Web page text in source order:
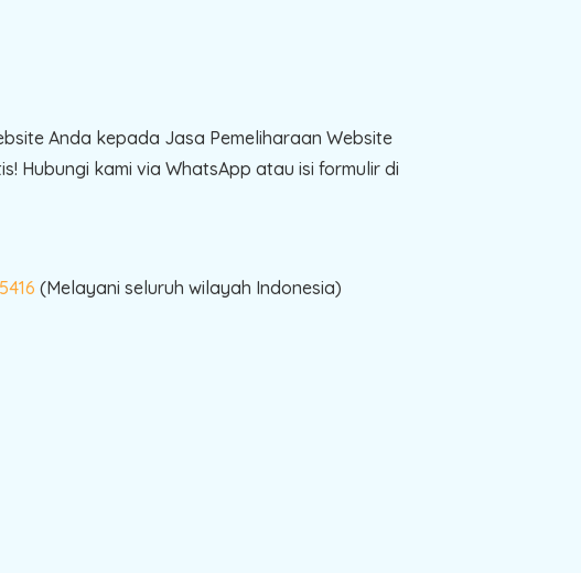
Anda kepada Jasa Pemeliharaan Website
Hubungi kami via WhatsApp atau isi formulir di
(Melayani seluruh wilayah Indonesia)